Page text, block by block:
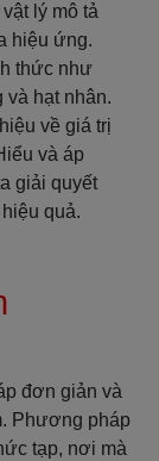
lý mô tả
hiệu ứng.
thức như
và hạt nhân.
về giá trị
và áp
giải quyết
quả.
đơn giản và
Phương pháp
tạp, nơi mà